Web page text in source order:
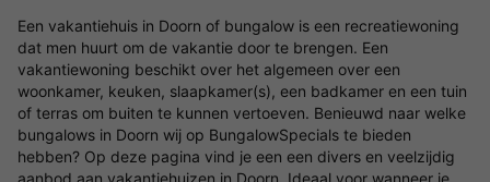
Een vakantiehuis in Doorn of bungalow is een recreatiewoning
dat men huurt om de vakantie door te brengen. Een
vakantiewoning beschikt over het algemeen over een
woonkamer, keuken, slaapkamer(s), een badkamer en een tuin
of terras om buiten te kunnen vertoeven. Benieuwd naar welke
bungalows in Doorn wij op BungalowSpecials te bieden
hebben? Op deze pagina vind je een een divers en veelzijdig
aanbod aan vakantiehuizen in Doorn. Ideaal voor wanneer je